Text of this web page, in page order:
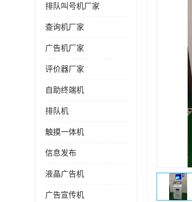
排队叫号机厂家
查询机厂家
广告机厂家
评价器厂家
自助终端机
排队机
触摸一体机
信息发布
液晶广告机
广告宣传机